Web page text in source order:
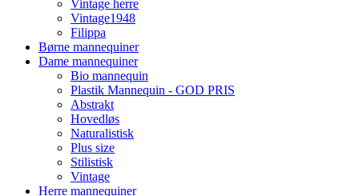
Vintage herre
Vintage1948
Filippa
Børne mannequiner
Dame mannequiner
Bio mannequin
Plastik Mannequin - GOD PRIS
Abstrakt
Hovedløs
Naturalistisk
Plus size
Stilistisk
Vintage
Herre mannequiner